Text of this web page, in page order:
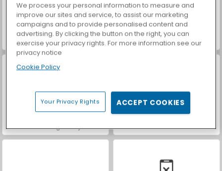
Hidden Object: Street of Secrets World War 2 Shooter
We process your personal information to measure and
improve our sites and service, to assist our marketing
campaigns and to provide personalised content and
advertising. By clicking the button on the right, you can
exercise your privacy rights. For more information see our
privacy notice
Cookie Policy
Your Privacy Rights ACCEPT COOKIES